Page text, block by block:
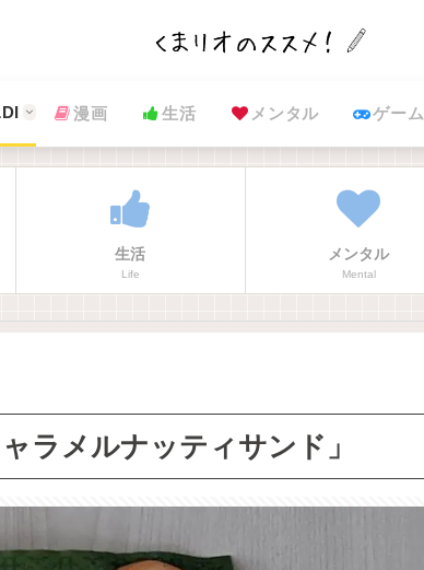
漫画 生活 メンタル ゲーム
生活
Life
メンタル
Mental
ラメルナッティサンド」